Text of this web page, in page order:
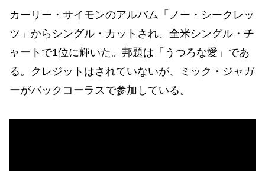
カーリー・サイモンのアルバム「ノー・シークレッ
ツ」からシングル・カットされ、全米シングル・チ
ャートで1位に輝いた。邦題は「うつろな愛」であ
る。クレジットはされていないが、ミック・ジャガ
ーがバックコーラスで参加している。